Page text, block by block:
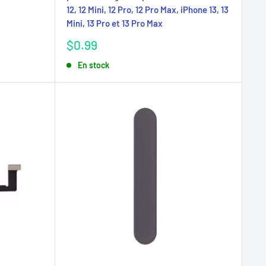
12, 12 Mini, 12 Pro, 12 Pro Max, iPhone 13, 13
Mini, 13 Pro et 13 Pro Max
Prix
$0.99
En stock